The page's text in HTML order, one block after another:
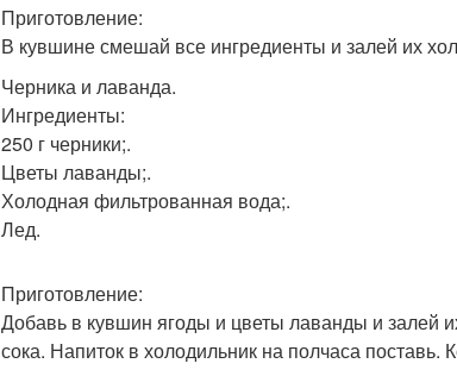
Приготовление:
В кувшине смешай все ингредиенты и залей их
Черника и лаванда.
Ингредиенты:
250 г черники;.
Цветы лаванды;.
Холодная фильтрованная вода;.
Лед.
Приготовление:
Добавь в кувшин ягоды и цветы лаванды и залей
сока. Напиток в холодильник на полчаса поставь.